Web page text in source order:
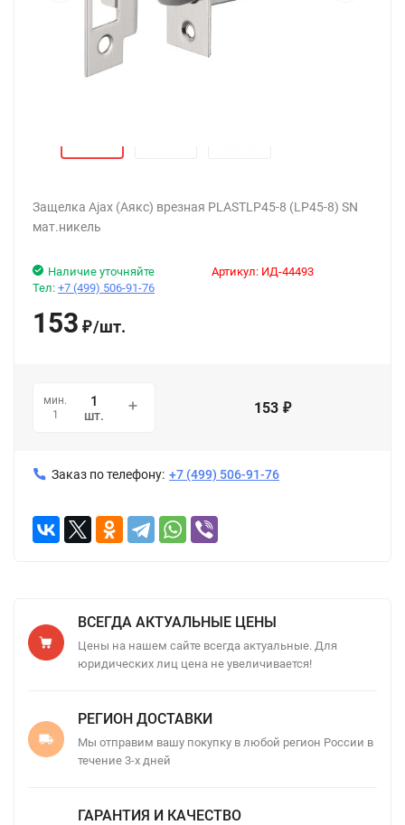
Защелка Ajax (Аякс) врезная PLASTLP45-8 (LP45-8) SN
мат.никель
Артикул: ИД-44493
Наличие уточняйте
Тел: +7 (499) 506-91-76
153 ₽/шт.
мин.
1
шт. 153 ₽
Заказ по телефону: +7 (499) 506-91-76
ВСЕГДА АКТУАЛЬНЫЕ ЦЕНЫ
Цены на нашем сайте всегда актуальные. Для
юридических лиц цена не увеличивается!
РЕГИОН ДОСТАВКИ
Мы отправим вашу покупку в любой регион России в
течение 3-х дней
ГАРАНТИЯ И КАЧЕСТВО